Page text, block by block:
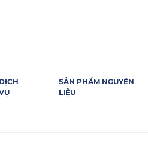
DỊCH
SẢN PHẨM NGUYÊN
LIỆU